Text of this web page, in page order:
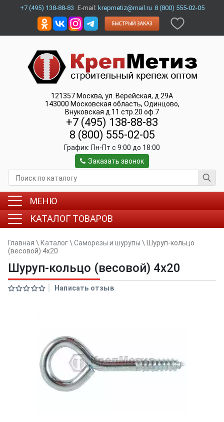
+7 (495) 138-88-83 E-mail: krepmetiz@mail.ru 8 (800) 555-02-05
121357 Москва, ул. Верейская, д.29А
143000 Московская область, Одинцово,
Внуковская д.11 стр.20 оф.7
+7 (495) 138-88-83
8 (800) 555-02-05
График: Пн-Пт c 9:00 до 18:00
Заказать звонок
МЕНЮ
КАТАЛОГ ТОВАРОВ
Главная \ Каталог\ Саморезы и шурупы \
Шуруп-кольцо
(весовой) 4х20
Шуруп-кольцо (весовой) 4х20
Написать отзыв